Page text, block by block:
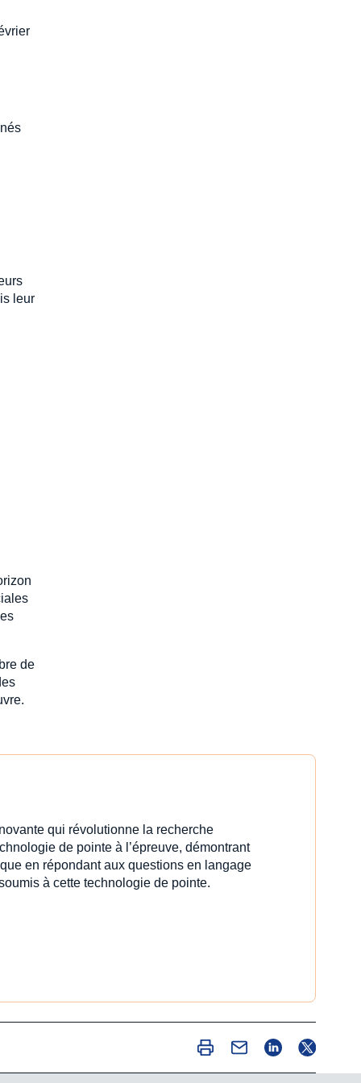
leur
de
qui révolutionne la recherche
de pointe à l’épreuve, démontrant
en répondant aux questions en langage
à cette technologie de pointe.